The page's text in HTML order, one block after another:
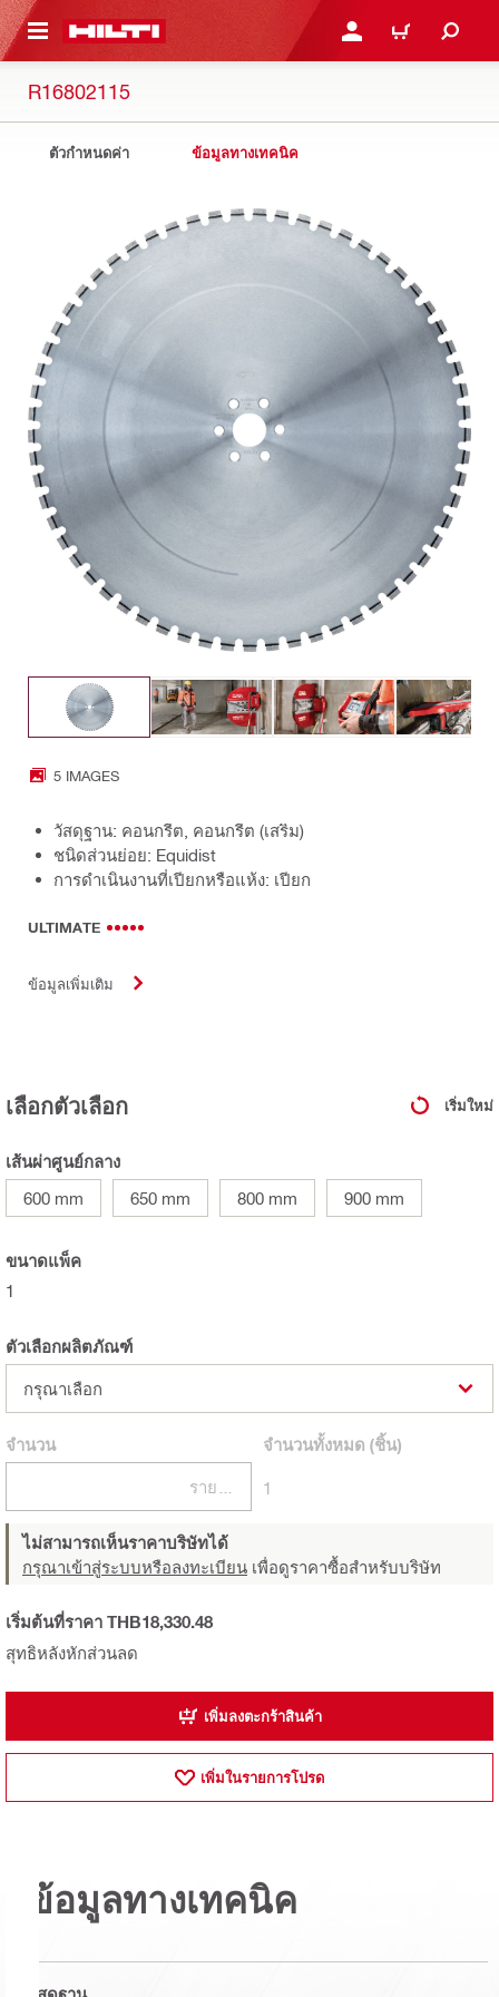
CONTENT เข้าสู่ระบบหรือลงทะเบียนเ
ตะกร้าสินค้า
R16802115
ตัวกำหนดค่า ข้อมูลทางเทคนิค
5 IMAGES
วัสดุฐาน: คอนกรีต, คอนกรีต (เสริม)
ชนิดส่วนย่อย: Equidist
การดำเนินงานที่เปียกหรือแห้ง: เปียก
ULTIMATE
ข้อมูลเพิ่มเติม
เลือกตัวเลือก เริ่มใหม่
เส้นผ่าศูนย์กลาง
600 mm
650 mm 800 mm 900 mm
ขนาดแพ็ค
1
ตัวเลือกผลิตภัณฑ์
กรุณาเลือก
จำนวน จำนวนทั้งหมด (ชิ้น)
1
ไม่สามารถเห็นราคาบริษัทได้
กรุณาเข้าสู่ระบบหรือลงทะเบียน เพื่อดูราคาซื้อสำหรับบริษัท
สุทธิหลังหักส่วนลด
เริ่มต้นที่ราคา THB18,330.48
เพิ่มลงตะกร้าสินค้า
เพิ่มในรายการโปรด
ข้อมูลทางเทคนิค